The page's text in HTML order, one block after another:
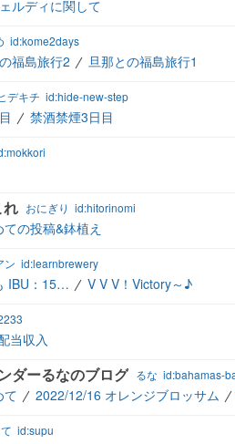
ルディに関して
id:kome2days
福島旅行2 旦那との福島旅行1
デキチ id:hide-new-step
禁酒禁煙3日目
おにぎり id:hitorinomi
ての投稿&鉢植え
ン id:learnbrewery
IBU：15… V V V！Victory～♪
当収入
ダーるなのブログ るな id:bahamas-
て 2022/12/16 オレンジブロッサム
id:supu